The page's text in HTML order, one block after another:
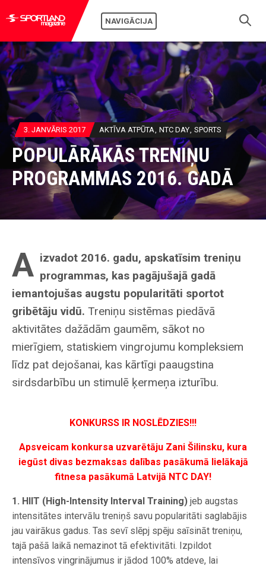
NAVIGĀCIJA
3. JANVĀRIS 2017 AKTĪVA ATPŪTA NTC DAY SPORTS
POPULĀRĀKĀS TRENIŅU
PROGRAMMAS 2016. GADĀ
A izvadot 2016. gadu, apskatīsim treniņu
programmas, kas pagājušajā gadā
iemantojušas augstu popularitāti sportot
gribētāju vidū. Treniņu sistēmas piedāvā
aktivitātes dažādām gaumēm, sākot no
mierīgiem, statiskiem vingrojumu kompleksiem
līdz pat dejošanai, kas kārtīgi paaugstina
sirdsdarbību un stimulē ķermeņa izturību.
KONKURSS IR NOSLĒDZIES!!!
Apsveicam konkursa uzvarētāju Zani Šilinsku, kura
iegūst divas bezmaksas dalības pasākumā lielākajā
fitnesa pasākumā Latvijā NTC DAY!
1. HIIT (High-Intensity Interval Training) jeb augstas
intensitātes intervālu treniņš savu popularitāti saglabājis
jau vairākus gadus. Tas sevī slēpj spēju saīsināt treniņu,
tajā pašā laikā nemazinot tā efektivitāti. Izpildot
intensīvos vingrinājumus ir jādod 100% atdeve, lai